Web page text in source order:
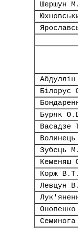
Шершун
Білорус
Буряк
Васадзе
Зубець
Кеменяш
Корж В.Т.
Левцун